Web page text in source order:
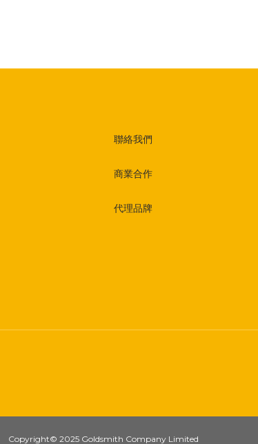
聯絡我們
商業合作
代理品牌
Copyright© 2025 Goldsmith Company Limited